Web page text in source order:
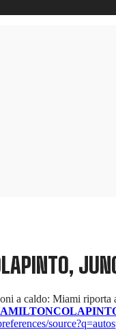
a caldo: Miami